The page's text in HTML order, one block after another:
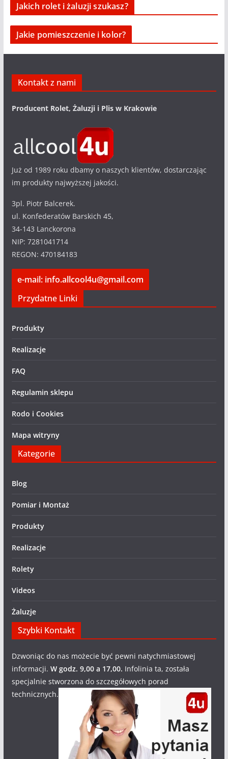
Jakich rolet i żaluzji szukasz?
Jakie pomieszczenie i kolor?
Kontakt z nami
Producent Rolet, Żaluzji i Plis w Krakowie
Już od 1989 roku dbamy o naszych klientów, dostarczając
im produkty najwyższej jakości.
3pl. Piotr Balcerek.
ul. Konfederatów Barskich 45,
34-143 Lanckorona
NIP: 7281041714
REGON: 470184183
e-mail: info.allcool4u@gmail.com
Przydatne Linki
Produkty
Realizacje
FAQ
Regulamin sklepu
Rodo i Cookies
Mapa witryny
Kategorie
Blog
Pomiar i Montaż
Produkty
Realizacje
Rolety
Videos
Żaluzje
Szybki Kontakt
Dzwoniąc do nas możecie być pewni natychmiastowej
informacji. W godz. 9,00 a 17,00. Infolinia ta, została
specjalnie stworzona do szczegółowych porad
technicznych.